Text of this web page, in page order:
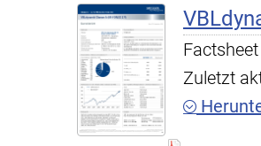
Zuletzt